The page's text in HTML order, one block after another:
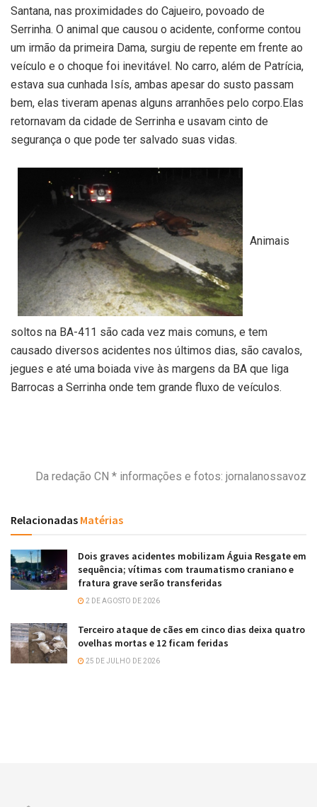
Santana, nas proximidades do Cajueiro, povoado de
Serrinha. O animal que causou o acidente, conforme contou
um irmão da primeira Dama, surgiu de repente em frente ao
veículo e o choque foi inevitável. No carro, além de Patrícia,
estava sua cunhada Isís, ambas apesar do susto passam
bem, elas tiveram apenas alguns arranhões pelo corpo.Elas
retornavam da cidade de Serrinha e usavam cinto de
segurança o que pode ter salvado suas vidas.
Animais
soltos na BA-411 são cada vez mais comuns, e tem
causado diversos acidentes nos últimos dias, são cavalos,
jegues e até uma boiada vive às margens da BA que liga
Barrocas a Serrinha onde tem grande fluxo de veículos.
Da redação CN * informações e fotos: jornalanossavoz
Relacionadas Matérias
Dois graves acidentes mobilizam Águia Resgate em
sequência; vítimas com traumatismo craniano e
fratura grave serão transferidas
2 DE AGOSTO DE 2026
Terceiro ataque de cães em cinco dias deixa quatro
ovelhas mortas e 12 ficam feridas
25 DE JULHO DE 2026